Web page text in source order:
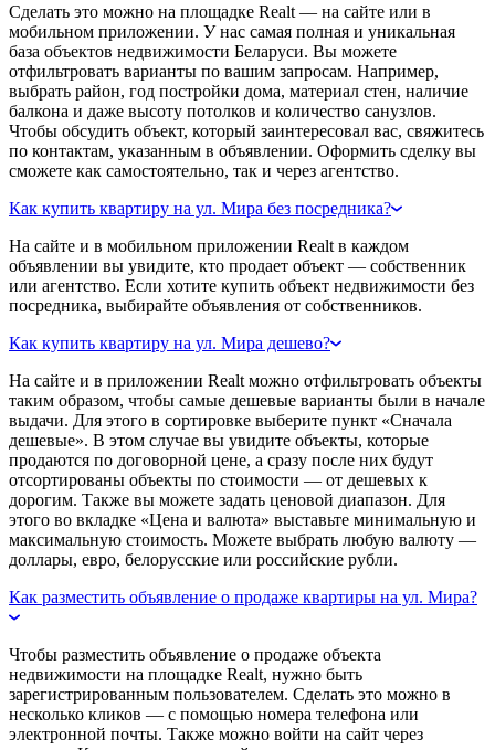
Сделать это можно на площадке Realt — на сайте или в
мобильном приложении. У нас самая полная и уникальная
база объектов недвижимости Беларуси. Вы можете
отфильтровать варианты по вашим запросам. Например,
выбрать район, год постройки дома, материал стен, наличие
балкона и даже высоту потолков и количество санузлов.
Чтобы обсудить объект, который заинтересовал вас, свяжитесь
по контактам, указанным в объявлении. Оформить сделку вы
сможете как самостоятельно, так и через агентство.
Как купить квартиру на ул. Мира без посредника?
На сайте и в мобильном приложении Realt в каждом
объявлении вы увидите, кто продает объект — собственник
или агентство. Если хотите купить объект недвижимости без
посредника, выбирайте объявления от собственников.
Как купить квартиру на ул. Мира дешево?
На сайте и в приложении Realt можно отфильтровать объекты
таким образом, чтобы самые дешевые варианты были в начале
выдачи. Для этого в сортировке выберите пункт «Сначала
дешевые». В этом случае вы увидите объекты, которые
продаются по договорной цене, а сразу после них будут
отсортированы объекты по стоимости — от дешевых к
дорогим. Также вы можете задать ценовой диапазон. Для
этого во вкладке «Цена и валюта» выставьте минимальную и
максимальную стоимость. Можете выбрать любую валюту —
доллары, евро, белорусские или российские рубли.
Как разместить объявление о продаже квартиры на ул. Мира?
Чтобы разместить объявление о продаже объекта
недвижимости на площадке Realt, нужно быть
зарегистрированным пользователем. Сделать это можно в
несколько кликов — с помощью номера телефона или
электронной почты. Также можно войти на сайт через